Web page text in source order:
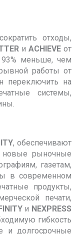
отходы,
и ACHIEVE от
меньше, чем
работы от
переключить на
системы,
, обеспечивают
новые рыночные
газетам,
в современном
продукты,
печати,
и NEXPRESS
гибкость
и долгосрочные